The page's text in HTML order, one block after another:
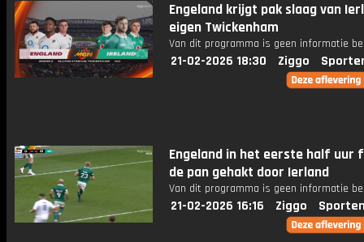
Engeland krijgt pak slaag van
eigen Twickenham
Van dit programma is geen informatie
21-02-2026 18:30 Ziggo
Engeland in het eerste half uur
de pan gehakt door Ierland
Van dit programma is geen informatie
21-02-2026 16:16 Ziggo